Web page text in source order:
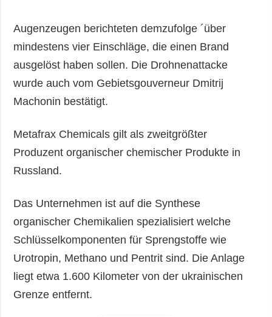
Augenzeugen berichteten demzufolge ´über
mindestens vier Einschläge, die einen Brand
ausgelöst haben sollen. Die Drohnenattacke
wurde auch vom Gebietsgouverneur Dmitrij
Machonin bestätigt.
Metafrax Chemicals gilt als zweitgrößter
Produzent organischer chemischer Produkte in
Russland.
Das Unternehmen ist auf die Synthese
organischer Chemikalien spezialisiert welche
Schlüsselkomponenten für Sprengstoffe wie
Urotropin, Methano und Pentrit sind. Die Anlage
liegt etwa 1.600 Kilometer von der ukrainischen
Grenze entfernt.